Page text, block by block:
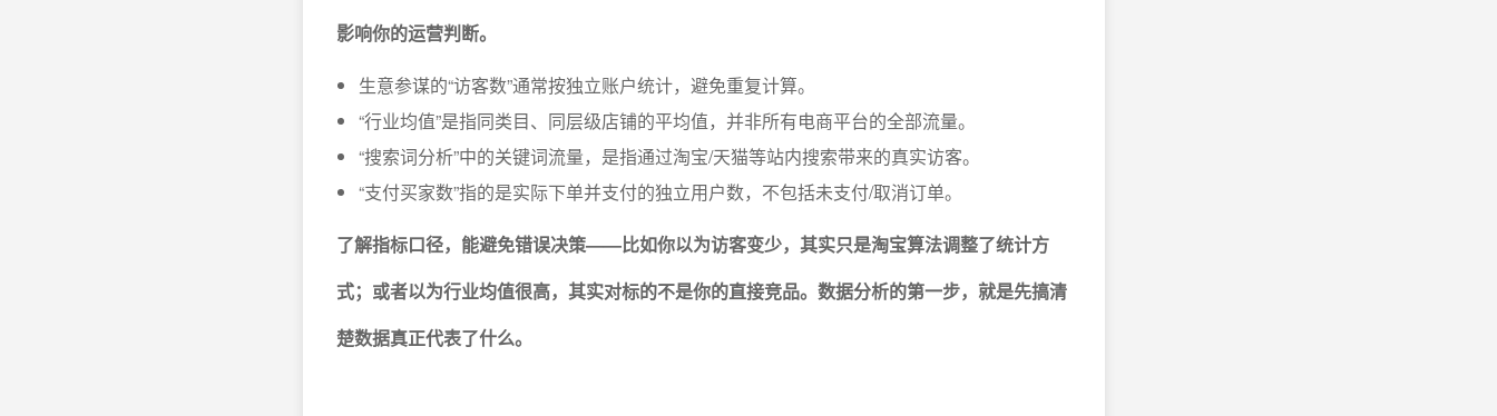
影响你的运营判断。
生意参谋的“访客数”通常按独立账户统计，避免重复计算。
“行业均值”是指同类目、同层级店铺的平均值，并非所有电商平台的全部流量。
“搜索词分析”中的关键词流量，是指通过淘宝/天猫等站内搜索带来的真实访客。
“支付买家数”指的是实际下单并支付的独立用户数，不包括未支付/取消订单。
了解指标口径，能避免错误决策——比如你以为访客变少，其实只是淘宝算法调整了统计方
式；或者以为行业均值很高，其实对标的不是你的直接竞品。数据分析的第一步，就是先搞清
楚数据真正代表了什么。